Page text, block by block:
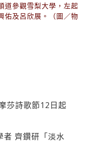
道參觀雪梨大學，左起
佑及呂欣展。（圖／物
莎詩歌節12日起
者 齊鑽研「淡水